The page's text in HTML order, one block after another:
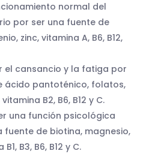
normal del
por ser una fuente de
zinc, vitamina A, B6, B12,
el cansancio y la fatiga por
ácido pantoténico, folatos,
B2, B6, B12 y C.
una función psicológica
fuente de biotina, magnesio,
B3, B6, B12 y C.